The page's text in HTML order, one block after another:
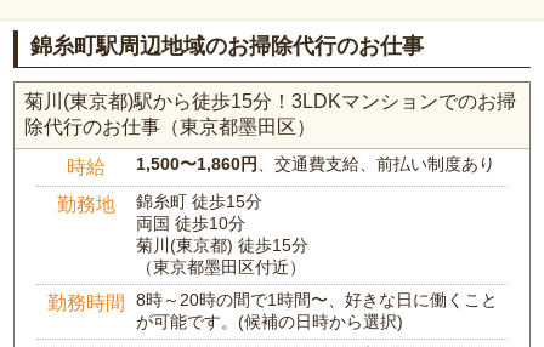
錦糸町駅周辺地域のお掃除代行のお仕事
菊川(東京都)駅から徒歩15分！3LDKマンションでのお掃
除代行のお仕事（東京都墨田区）
時給 1,500〜1,860円、交通費支給、前払い制度あり
勤務地
錦糸町 徒歩15分
両国 徒歩10分
菊川(東京都) 徒歩15分
（東京都墨田区付近）
勤務時間
8時～20時の間で1時間〜、好きな日に働くこと
が可能です。(候補の日時から選択)